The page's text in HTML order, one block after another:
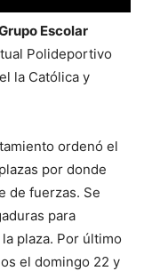
Escolar
Polideportivo
la Católica y
ordenó el
por donde
de fuerzas. Se
para
plaza. Por último
el domingo 22 y